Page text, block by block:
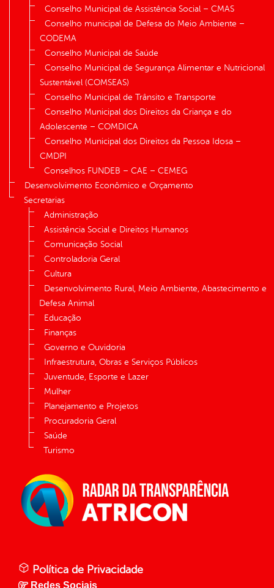
Conselho Municipal de Assistência Social – CMAS
Conselho municipal de Defesa do Meio Ambiente –
CODEMA
Conselho Municipal de Saúde
Conselho Municipal de Segurança Alimentar e Nutricional
Sustentável (COMSEAS)
Conselho Municipal de Trânsito e Transporte
Conselho Municipal dos Direitos da Criança e do
Adolescente – COMDICA
Conselho Municipal dos Direitos da Pessoa Idosa –
CMDPI
Conselhos FUNDEB – CAE – CEMEG
Desenvolvimento Econômico e Orçamento
Secretarias
Administração
Assistência Social e Direitos Humanos
Comunicação Social
Controladoria Geral
Cultura
Desenvolvimento Rural, Meio Ambiente, Abastecimento e
Defesa Animal
Educação
Finanças
Governo e Ouvidoria
Infraestrutura, Obras e Serviços Públicos
Juventude, Esporte e Lazer
Mulher
Planejamento e Projetos
Procuradoria Geral
Saúde
Turismo
Política de Privacidade
Redes Sociais